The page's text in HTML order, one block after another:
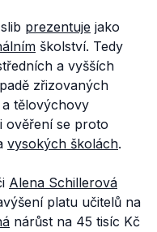
prezentuje jako
školství. Tedy
a vyšších
zřizovaných
a tělovýchovy
ověření se proto
vysokých školách.
Alena Schillerová
platu učitelů na
nárůst na 45 tisíc Kč